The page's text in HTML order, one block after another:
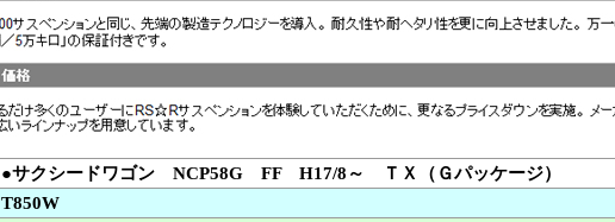
●サクシードワゴン NCP58G FF H17/8～ ＴＸ（Ｇパッケージ）
T850W